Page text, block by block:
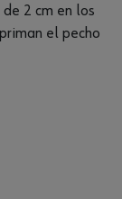
2 cm en los
el pecho